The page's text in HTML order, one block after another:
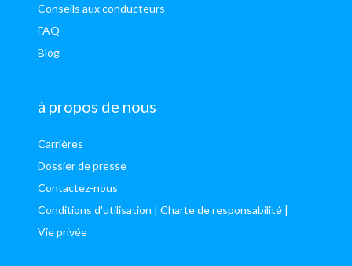
Conseils aux conducteurs
FAQ
Blog
à propos de nous
Carrières
Dossier de presse
Contactez-nous
Conditions d'utilisation | Charte de responsabilité |
Vie privée